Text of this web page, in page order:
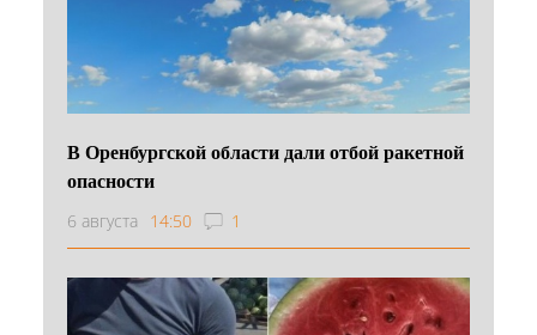
В Оренбургской области дали отбой ракетной
опасности
6 августа 14:50 1